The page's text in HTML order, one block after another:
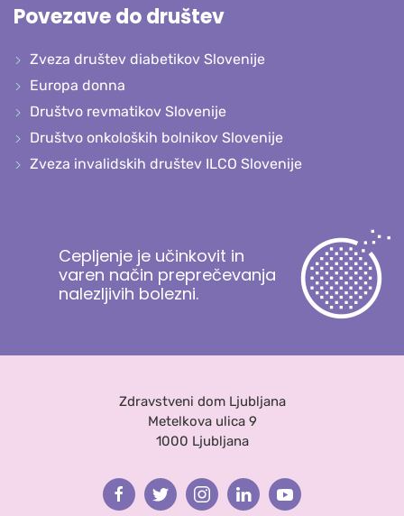
Povezave do društev
Zveza društev diabetikov Slovenije
Europa donna
Društvo revmatikov Slovenije
Društvo onkoloških bolnikov Slovenije
Zveza invalidskih društev ILCO Slovenije
Cepljenje je učinkovit in
varen način preprečevanja
nalezljivih bolezni.
Zdravstveni dom Ljubljana
Metelkova ulica 9
1000 Ljubljana
FacebookTwitterInstagramLinkedinYoutube